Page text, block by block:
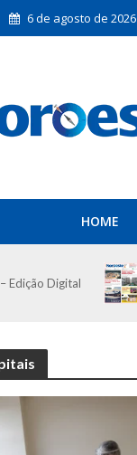
6 de agosto de 2026
HOME
Edição Digital